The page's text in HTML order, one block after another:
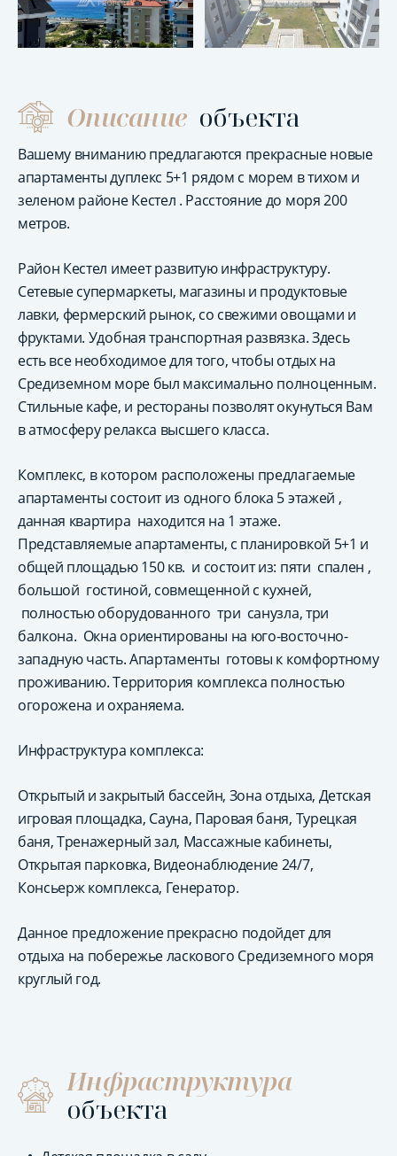
Описание объекта
Вашему вниманию предлагаются прекрасные новые
апартаменты дуплекс 5+1 рядом с морем в тихом и
зеленом районе Кестел . Расстояние до моря 200
метров.
Район Кестел имеет развитую инфраструктуру.
Сетевые супермаркеты, магазины и продуктовые
лавки, фермерский рынок, со свежими овощами и
фруктами. Удобная транспортная развязка. Здесь
есть все необходимое для того, чтобы отдых на
Средиземном море был максимально полноценным.
Стильные кафе, и рестораны позволят окунуться Вам
в атмосферу релакса высшего класса.
Комплекс, в котором расположены предлагаемые
апартаменты состоит из одного блока 5 этажей ,
данная квартира находится на 1 этаже.
Представляемые апартаменты, с планировкой 5+1 и
общей площадью 150 кв. и состоит из: пяти спален ,
большой гостиной, совмещенной с кухней,
полностью оборудованного три санузла, три
балкона. Окна ориентированы на юго-восточно-
западную часть. Апартаменты готовы к комфортному
проживанию. Территория комплекса полностью
огорожена и охраняема.
Инфраструктура комплекса:
Открытый и закрытый бассейн, Зона отдыха, Детская
игровая площадка, Сауна, Паровая баня, Турецкая
баня, Тренажерный зал, Массажные кабинеты,
Открытая парковка, Видеонаблюдение 24/7,
Консьерж комплекса, Генератор.
Данное предложение прекрасно подойдет для
отдыха на побережье ласкового Средиземного моря
круглый год.
Инфраструктура
объекта